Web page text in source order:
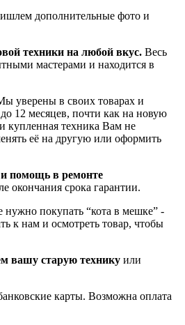
дополнительныe фотo и
техники на любой вкус. Весь
мастерами и находится в
уверены в своих товарах и
12 месяцев, почти как на новую
купленная техника Вам не
её на другую или оформить
помощь в ремонте
окончания срока гарантии.
нужно покупать “кота в мешке” -
к нам и осмотреть товар, чтобы
вашу старую технику или
карты. Возможна оплата